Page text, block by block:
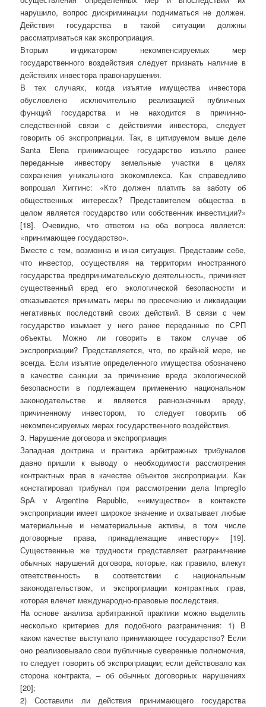
нарушило, вопрос дискриминации подниматься не должен.
Действия государства в такой ситуации должны
рассматриваться как экспроприация.
Вторым индикатором некомпенсируемых мер
государственного воздействия следует признать наличие в
действиях инвестора правонарушения.
В тех случаях, когда изъятие имущества инвестора
обусловлено исключительно реализацией публичных
функций государства и не находится в причинно-
следственной связи с действиями инвестора, следует
говорить об экспроприации. Так, в цитируемом выше деле
Santa Elena принимающее государство изъяло ранее
переданные инвестору земельные участки в целях
сохранения уникального экокомплекса. Как справедливо
вопрошал Хиггинс: «Кто должен платить за заботу об
общественных интересах? Представителем общества в
целом является государство или собственник инвестиции?»
[18]. Очевидно, что ответом на оба вопроса является:
«принимающее государство».
Вместе с тем, возможна и иная ситуация. Представим себе,
что инвестор, осуществляя на территории иностранного
государства предпринимательскую деятельность, причиняет
существенный вред его экологической безопасности и
отказывается принимать меры по пресечению и ликвидации
негативных последствий своих действий. В связи с чем
государство изымает у него ранее переданные по СРП
объекты. Можно ли говорить в таком случае об
экспроприации? Представляется, что, по крайней мере, не
всегда. Если изъятие определенного имущества обозначено
в качестве санкции за причинение вреда экологической
безопасности в подлежащем применению национальном
законодательстве и является равнозначным вреду,
причиненному инвестором, то следует говорить об
некомпенсируемых мерах государственного воздействия.
3. Нарушение договора и экспроприация
Западная доктрина и практика арбитражных трибуналов
давно пришли к выводу о необходимости рассмотрения
контрактных прав в качестве объектов экспроприации. Как
констатировал трибунал при рассмотрении дела Impregilo
SpA v Argentine Republic, ««имущество» в контексте
экспроприации имеет широкое значение и охватывает любые
материальные и нематериальные активы, в том числе
договорные права, принадлежащие инвестору» [19].
Существенные же трудности представляет разграничение
обычных нарушений договора, которые, как правило, влекут
ответственность в соответствии с национальным
законодательством, и экспроприации контрактных прав,
которая влечет международно-правовые последствия.
На основе анализа арбитражной практики можно выделить
несколько критериев для подобного разграничения: 1) В
каком качестве выступало принимающее государство? Если
оно реализовывало свои публичные суверенные полномочия,
то следует говорить об экспроприации; если действовало как
сторона контракта, – об обычных договорных нарушениях
[20];
2) Составили ли действия принимающего государства